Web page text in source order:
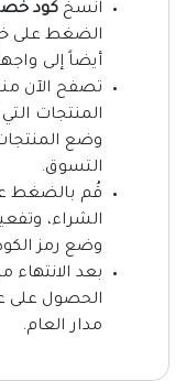
انسخ كود خصم
الضغط على
أيضاً إلى
تصفح الآن
المنتجات
وضع
التسوق.
قُم بالضغط
الشراء،
وضع رمز
بعد
الحصول على
مدار العام.